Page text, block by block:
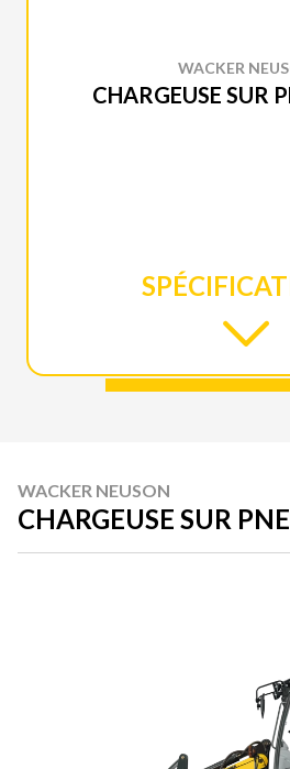
WACKER
CHARGEUSE SUR
WACKER NEUSON
CHARGEUSE SUR